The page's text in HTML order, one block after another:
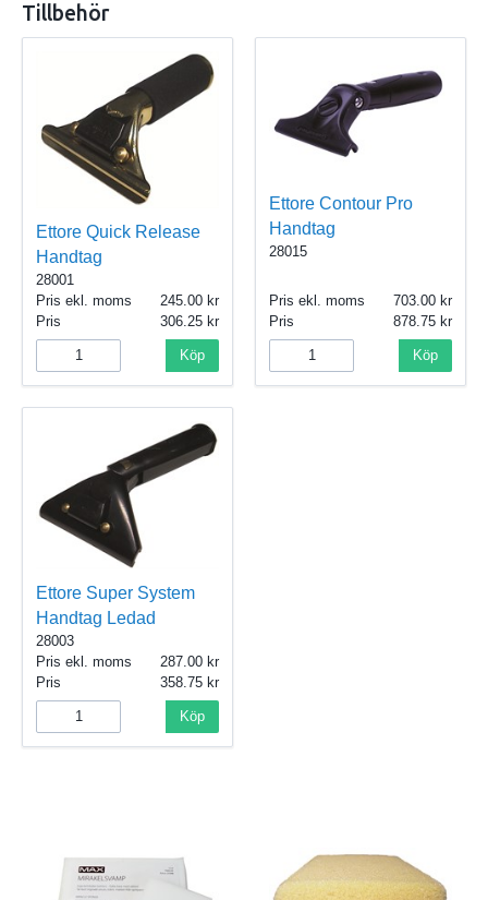
Tillbehör
Ettore Quick Release
Handtag
28001
Pris ekl. moms
245.00
Pris
306.25
Köp
Ettore Contour Pro
Handtag
28015
Pris ekl. moms
703.00
Pris
878.75
Köp
Ettore Super System
Handtag Ledad
28003
Pris ekl. moms
287.00
Pris
358.75
Köp